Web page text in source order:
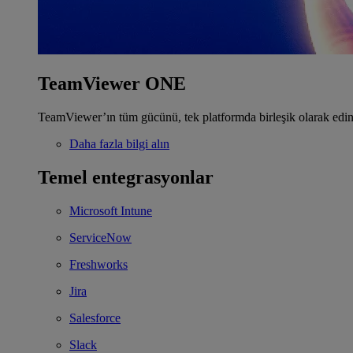
TeamViewer ONE
TeamViewer’ın tüm gücünü, tek platformda birleşik olarak
Daha fazla bilgi alın
Temel entegrasyonlar
Microsoft Intune
ServiceNow
Freshworks
Jira
Salesforce
Slack